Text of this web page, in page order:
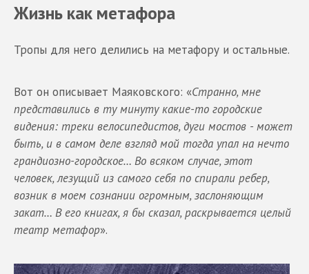
Жизнь как метафора
Тропы для него делились на метафору и остальные.
Вот он описывает Маяковского: «Странно, мне
представились в ту минуту какие-то городские
видения: треки велосипедистов, дуги мостов - может
быть, и в самом деле взгляд мой тогда упал на нечто
грандиозно-городское… Во всяком случае, этот
человек, лезущий из самого себя по спирали ребер,
возник в моем сознании огромным, заслоняющим
закат… В его книгах, я бы сказал, раскрывается целый
театр метафор».